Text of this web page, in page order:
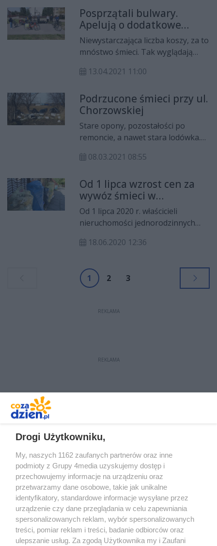
Posprzątali bulwary.
Apelują o dodatkowe
kosze na śmieci
Niewystarczająca liczba koszy, za to
mnóstwo śmieci. Tak wyglądają
kwietnia odbyła się akcja sprzątania
13.04.2021 11:00
Podrzucone śmieci przy ul.
Chorzowskiej
Stare opony, pozostałości po
remoncie, a nawet stara lodówka.
przypadek podrzucenia znacznej
śmieci zostały podrzucone przy
niezabudowanym odcinku ul.
Chorzowskiej. - Za usuwanie
podrzuconych śmieci z pasów
drogowych płacimy wszyscy -
przypomina MZDiK.
08.03.2021 08:55
Od 1 lipca wzrost cen za
wywóz śmieci w
zabudowie jednorodzinnej
Od 1 lipca 2020 r. właścicieli
nieruchomości jednorodzinnych
opłaty za gospodarowanie
18.06.2020 12:36
1 2 3
REKLAMA
REKLAMA
Redakcja Reklama Prywatność
Praca Łódź
the:protocol
Drogi Użytkowniku,
My, naszych 1162 zaufanych partnerów oraz inne
podmioty z Grupy 4media uzyskujemy dostęp i
przechowujemy informacje na urządzeniu oraz
przetwarzamy dane osobowe, takie jak unikalne
identyfikatory, standardowe informacje wysyłane przez
urządzenie czy dane przeglądania w celu zapewniania
spersonalizowanych reklam, wybór spersonalizowanych
treści, pomiar reklam i treści, badanie odbiorców oraz
ulepszanie usług. Za zgodą Użytkownika my i Zaufani